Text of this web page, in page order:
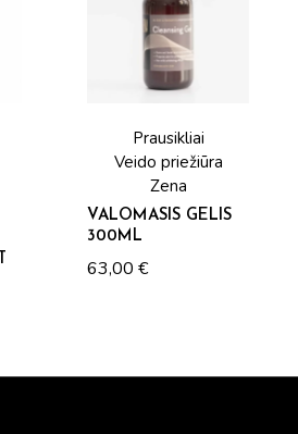
Prausikliai
Veido priežiūra
Zena
VALOMASIS GELIS
300ML
63,00 €